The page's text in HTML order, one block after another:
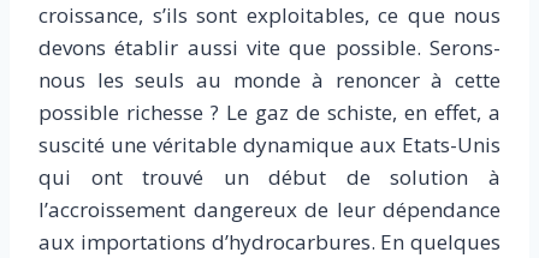
croissance, s’ils sont exploitables, ce que nous
devons établir aussi vite que possible. Serons-
nous les seuls au monde à renoncer à cette
possible richesse ? Le gaz de schiste, en effet, a
suscité une véritable dynamique aux Etats-Unis
qui ont trouvé un début de solution à
l’accroissement dangereux de leur dépendance
aux importations d’hydrocarbures. En quelques